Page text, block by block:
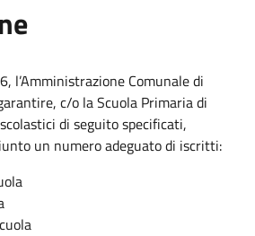
l’Amministrazione Comunale di
c/o la Scuola Primaria di
di seguito specificati,
un numero adeguato di iscritti: